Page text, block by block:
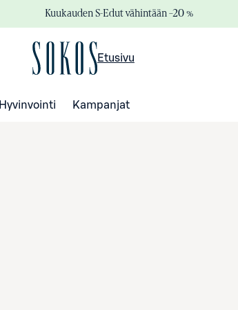
Kuukauden S-Edut vähintään –20 %
Etusivu
Hyvinvointi Kampanjat